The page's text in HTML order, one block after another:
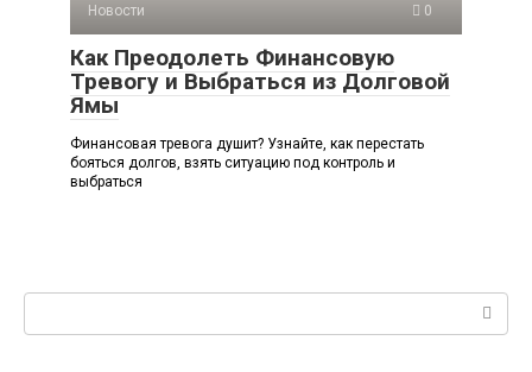
Новости 0
Как Преодолеть Финансовую
Тревогу и Выбраться из Долговой
Ямы
Финансовая тревога душит? Узнайте, как перестать
бояться долгов, взять ситуацию под контроль и
выбраться